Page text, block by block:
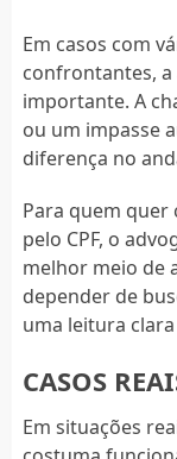
Em casos com
confrontantes, a
importante. A
ou um impasse
diferença no
Para quem
pelo CPF, o
melhor meio de
depender de
uma leitura
CASOS
Em situações